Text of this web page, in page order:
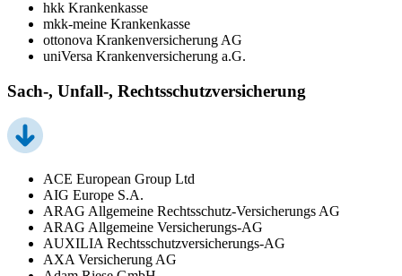
hkk Krankenkasse
mkk-meine Krankenkasse
ottonova Krankenversicherung AG
uniVersa Krankenversicherung a.G.
Sach-, Unfall-, Rechtsschutzversicherung
ACE European Group Ltd
AIG Europe S.A.
ARAG Allgemeine Rechtsschutz-Versicherungs AG
ARAG Allgemeine Versicherungs-AG
AUXILIA Rechtsschutzversicherungs-AG
AXA Versicherung AG